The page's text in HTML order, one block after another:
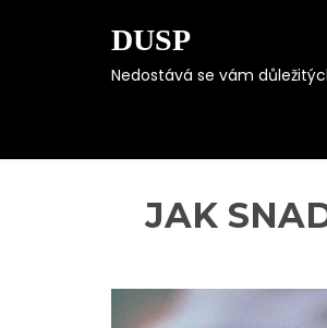
DUSP
Nedostává se vám
JAK